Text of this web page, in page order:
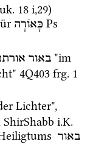
18 i,29)
כָּאוֹרָה Ps
באור "im
4Q403 frg. 1
ShirShabb i.K.
באור